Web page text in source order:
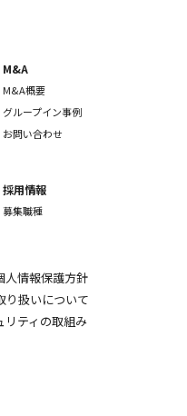
M&A
M&A概要
グループイン事例
お問い合わせ
採用情報
募集職種
人情報保護方針
り扱いについて
リティの取組み